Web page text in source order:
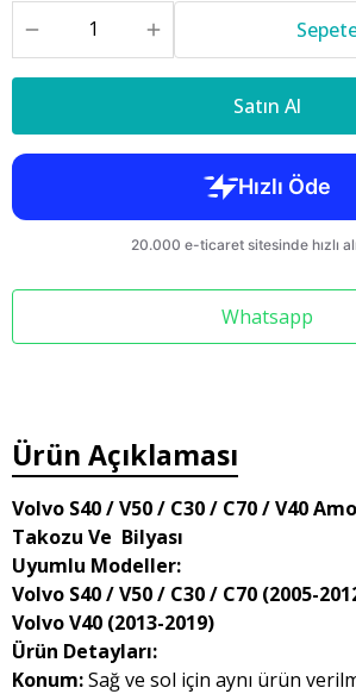
Satın Al
Whatsapp
Ürün Açıklaması
Volvo S40 / V50 / C30 / C70 / V40
Takozu Ve Bilyası
Uyumlu Modeller:
Volvo S40 / V50 / C30 / C70 (2005-
Volvo V40 (2013-2019)
Ürün Detayları:
Konum:Sağ ve sol için aynı ürün